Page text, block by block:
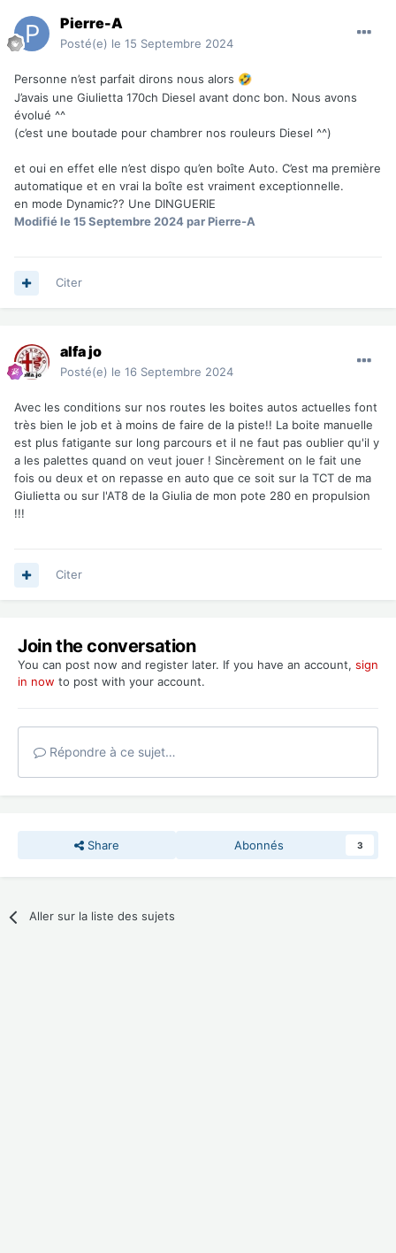
Pierre-A
Posté(e) le 15 Septembre 2024
Personne n’est parfait dirons nous alors 🤣
J’avais une Giulietta 170ch Diesel avant donc bon. Nous avons
évolué ^^
(c’est une boutade pour chambrer nos rouleurs Diesel ^^)
et oui en effet elle n’est dispo qu’en boîte Auto. C’est ma première
automatique et en vrai la boîte est vraiment exceptionnelle.
en mode Dynamic?? Une DINGUERIE
Modifiéle 15 Septembre 2024par Pierre-A
Citer
alfa jo
Posté(e) le 16 Septembre 2024
Avec les conditions sur nos routes les boites autos actuelles font
très bien le job et à moins de faire de la piste!! La boite manuelle
est plus fatigante sur long parcours et il ne faut pas oublier qu'il y
a les palettes quand on veut jouer ! Sincèrement on le fait une
fois ou deux et on repasse en auto que ce soit sur la TCT de ma
Giulietta ou sur l'AT8 de la Giulia de mon pote 280 en propulsion
!!!
Citer
Join the conversation
You can post now and register later. If you have an account, sign
in now to post with your account.
Répondre à ce sujet…
Share Abonnés 3
Aller sur la liste des sujets